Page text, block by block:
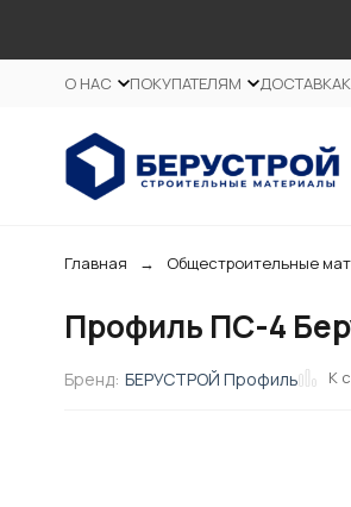
О НАС ПОКУПАТЕЛЯМ ДОСТАВКА
Главная Общестроительные
Профиль ПС-4
Бренд: БЕРУСТРОЙ Профиль К